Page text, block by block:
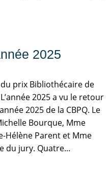
2025
prix Bibliothécaire de
2025 a vu le retour
2025 de la CBPQ. Le
Bourque, Mme
Hélène Parent et Mme
du jury. Quatre...